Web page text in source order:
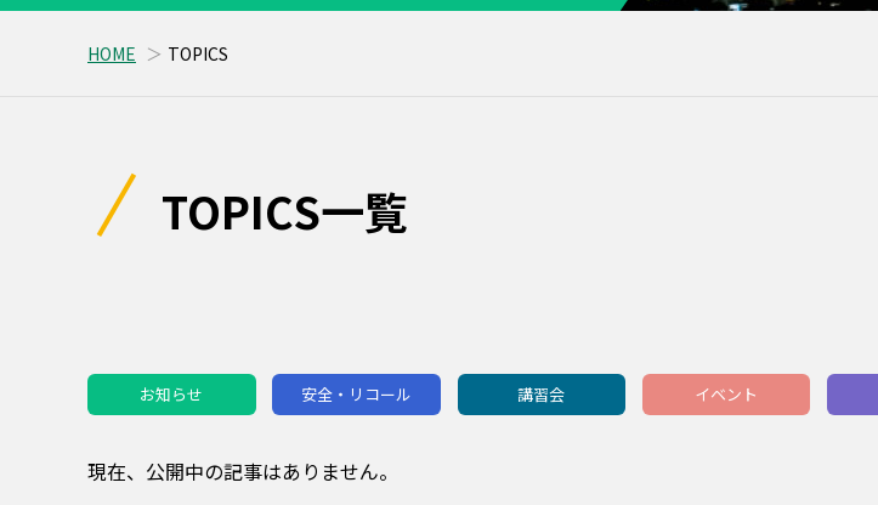
HOME TOPICS
TOPICS一覧
お知らせ 安全・リコール 講習会 イベント
現在、公開中の記事はありません。